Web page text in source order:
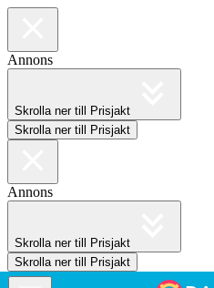
Annons
Skrolla ner till Prisjakt
Skrolla ner till Prisjakt
Annons
Skrolla ner till Prisjakt
Skrolla ner till Prisjakt